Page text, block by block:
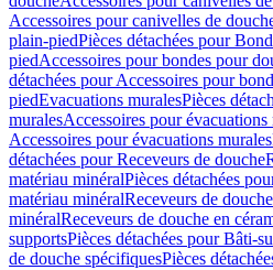
Accessoires pour canivelles de
plain-piedPièces détachées pour
piedAccessoires pour bondes pour
détachées pour Accessoires pour
piedEvacuations muralesPièces
muralesAccessoires pour évacuations
Accessoires pour évacuations murales
détachées pour Receveurs de douche
matériau minéralPièces détachées
matériau minéralReceveurs de
minéralReceveurs de douche en
supportsPièces détachées pour Bâti-
de douche spécifiquesPièces